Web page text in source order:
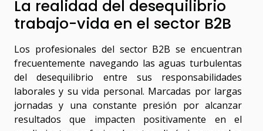
La realidad del desequilibrio
trabajo-vida en el sector B2B
Los profesionales del sector B2B se encuentran
frecuentemente navegando las aguas turbulentas
del desequilibrio entre sus responsabilidades
laborales y su vida personal. Marcadas por largas
jornadas y una constante presión por alcanzar
resultados que impacten positivamente en el